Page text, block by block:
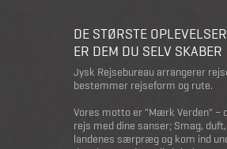
DE STØRSTE OPLEVELSER
ER DEM DU SELV SKABER
Jysk Rejsebureau arrangerer
bestemmer rejseform og rute.
Vores motto er "Mærk Verden" –
rejs med dine sanser; Smag,
landenes særpræg og kom ind